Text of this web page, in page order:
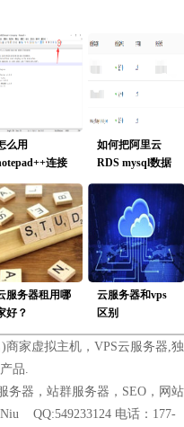
么用
连接
服务器在线修
网站程序代
？227
Passive
如何把阿里云
RDS mysql数据
库的数据导出并
导入自建数据
库？
服务器租用哪
好？
云服务器和vps
区别
家虚拟主机，VPS云服务器,独
品.
务器，站群服务器，SEO，网站
QQ:549233124 电话：177-